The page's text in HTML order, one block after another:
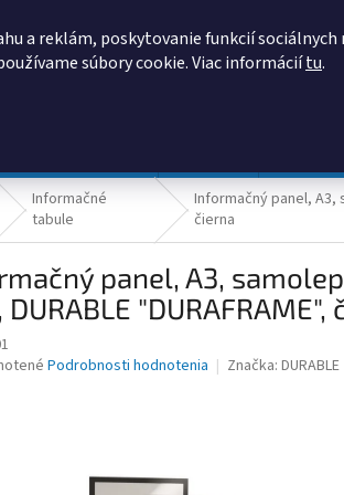
a reklám, poskytovanie funkcií sociálnych
súbory cookie. Viac informáciítu.
Informačné
tabule
Informačný panel, A3,
čierna
panel, A3,
"DURAFRAME",
Podrobnosti hodnotenia Značka: DURABLE